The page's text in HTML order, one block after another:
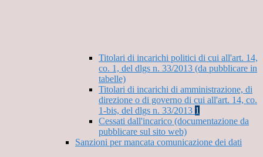
Titolari di incarichi politici di cui all'art. 14,
co. 1, del dlgs n. 33/2013 (da pubblicare in
tabelle)
Titolari di incarichi di amministrazione, di
direzione o di governo di cui all'art. 14, co.
1-bis, del dlgs n. 33/2013 1
Cessati dall'incarico (documentazione da
pubblicare sul sito web)
Sanzioni per mancata comunicazione dei dati